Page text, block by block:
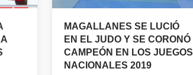
MAGALLANES SE LUCIÓ
EN EL JUDO Y SE CORONÓ
CAMPEÓN EN LOS JUEGOS
NACIONALES 2019